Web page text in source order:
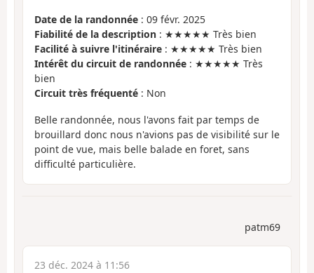
Date de la randonnée : 09 févr. 2025
Fiabilité de la description : ★★★★★ Très bien
Facilité à suivre l'itinéraire : ★★★★★ Très bien
Intérêt du circuit de randonnée : ★★★★★ Très
bien
Circuit très fréquenté : Non
Belle randonnée, nous l'avons fait par temps de
brouillard donc nous n'avions pas de visibilité sur le
point de vue, mais belle balade en foret, sans
difficulté particulière.
patm69
23 déc. 2024 à 11:56